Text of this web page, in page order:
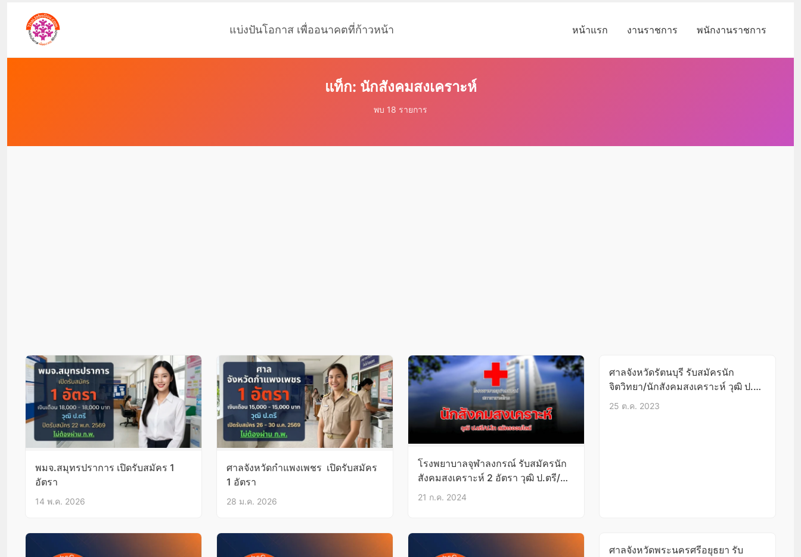
แบ่งปันโอกาส เพื่ออนาคตที่ก้าวหน้า หน้าแรก งานราชการ พนักงานราชการ
แท็ก: นักสังคมสงเคราะห์
พบ 18 รายการ
พมจ.สมุทรปราการ เปิดรับสมัคร 1
อัตรา
14 พ.ค. 2026
ศาลจังหวัดกําแพงเพชร เปิดรับสมัคร
1 อัตรา
28 ม.ค. 2026
โรงพยาบาลจุฬาลงกรณ์ รับสมัครนัก
สังคมสงเคราะห์ 2 อัตรา วุฒิ ป.ตรี/
ป.โท บัดนี้-27ก.ค.67
21 ก.ค. 2024
ศาลจังหวัดรัตนบุรี รับสมัครนัก
จิตวิทยา/นักสังคมสงเคราะห์ วุฒิ ป.ตรี
บัดนี้-8พ.ย.66
25 ต.ค. 2023
ศาลจังหวัดพระนครศรีอยุธยา รับ